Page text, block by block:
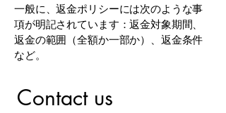
一般に、返金ポリシーには次のような事
項が明記されています：返金対象期間、
返金の範囲（全額か一部か）、返金条件
など。
Contact us